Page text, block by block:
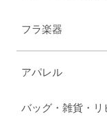
フラ楽器
アパレル
バッグ・雑貨・リ